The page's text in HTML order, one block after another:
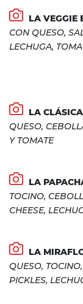
LA VEGGIE
CON QUESO,
LECHUGA,
LA CLÁSICA
QUESO,
Y TOMATE
LA
TOCINO,
CHEESE,
LA
QUESO,
PICKLES,